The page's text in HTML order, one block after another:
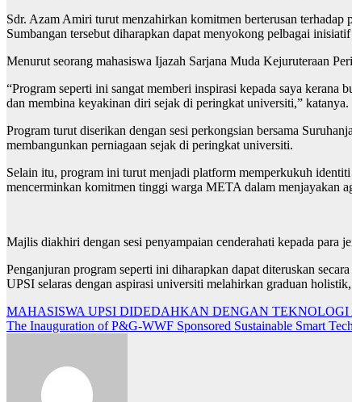
Sdr. Azam Amiri turut menzahirkan komitmen berterusan
Sumbangan tersebut diharapkan dapat menyokong pelbagai
Menurut seorang mahasiswa Ijazah Sarjana Muda Kejuruteraan
“Program seperti ini sangat memberi inspirasi kepada saya
dan membina keyakinan diri sejak di peringkat universiti,” katanya.
Program turut diserikan dengan sesi perkongsian bersama
membangunkan perniagaan sejak di peringkat universiti.
Selain itu, program ini turut menjadi platform memperkukuh
mencerminkan komitmen tinggi warga META dalam menjayakan
Majlis diakhiri dengan sesi penyampaian cenderahati kepada para
Penganjuran program seperti ini diharapkan dapat diteruskan
UPSI selaras dengan aspirasi universiti melahirkan graduan
Navigasi
kiriman
MAHASISWA UPSI DIDEDAHKAN DENGAN
The Inauguration of P&G-WWF Sponsored Sustainable Smart